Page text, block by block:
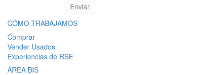
CÓMO TRABAJAMOS
Comprar
Vender Usados
Experiencias de RSE
ÁREA BIS